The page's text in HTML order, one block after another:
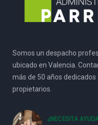
Somos un despacho
ubicado en Valencia.
más de 50 años
propietarios.
¿NECESITA